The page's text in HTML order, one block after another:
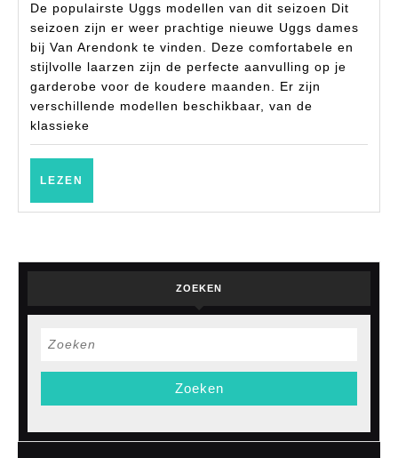
en
Nubikk
sneakers
voor
Arendonk!
De populairste Uggs modellen van dit seizoen Dit
seizoen zijn er weer prachtige nieuwe Uggs dames
bij Van Arendonk te vinden. Deze comfortabele en
stijlvolle laarzen zijn de perfecte aanvulling op je
garderobe voor de koudere maanden. Er zijn
verschillende modellen beschikbaar, van de
klassieke
LEZEN
ZOEKEN
Zoek